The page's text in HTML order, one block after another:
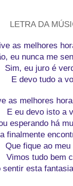
LETRA DA
as melhores
eu nunca me
Sim, eu juro é
E devo tudo a
as melhores
E eu devo isto a
esperando há
finalmente
Que fique ao meu
Vimos tudo bem
sentir esta